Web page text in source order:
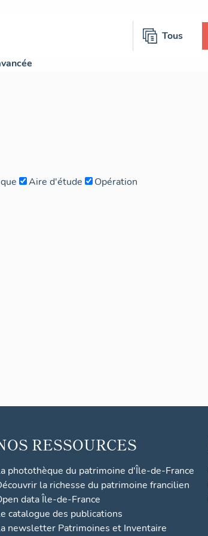
Tous
Aire d'étude Opération
RESSOURCES
photothèque du patrimoine d'Île-de-France
la richesse du patrimoine francilien
data Île-de-France
catalogue des publications
newsletter Patrimoines et Inventaire